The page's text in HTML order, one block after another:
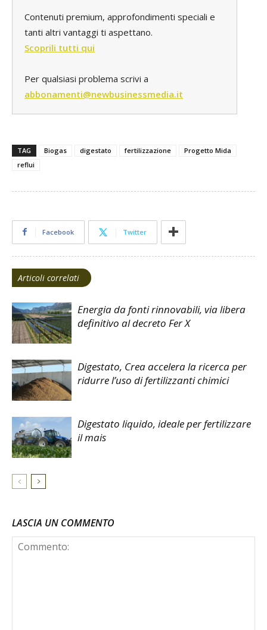
Contenuti premium, approfondimenti speciali e
tanti altri vantaggi ti aspettano.
Scoprili tutti qui
Per qualsiasi problema scrivi a
abbonamenti@newbusinessmedia.it
TAG Biogas digestato fertilizzazione
Progetto Mida
reflui
Facebook Twitter
Articoli correlati
Energia da fonti rinnovabili, via libera
definitivo al decreto Fer X
Digestato, Crea accelera la ricerca per
ridurre l’uso di fertilizzanti chimici
Digestato liquido, ideale per fertilizzare
il mais
LASCIA UN COMMENTO